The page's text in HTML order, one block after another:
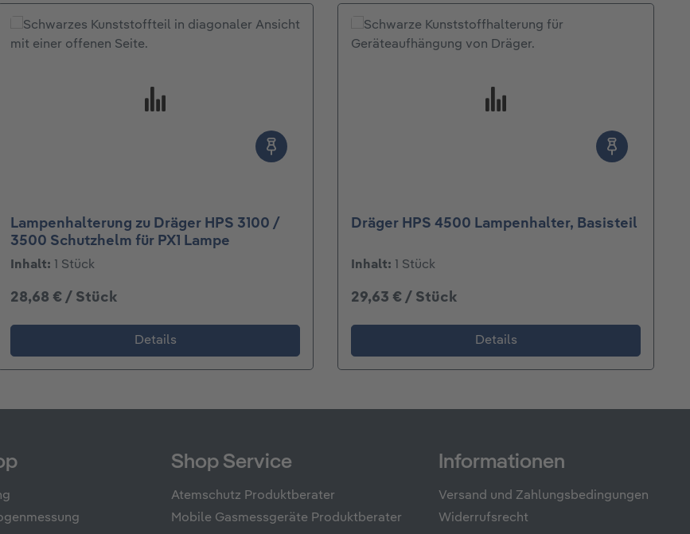
Lampenhalterung zu Dräger HPS 3100 /
3500 Schutzhelm für PX1 Lampe
Inhalt: 1 Stück
28,68 € / Stück
Details
Dräger HPS 4500 Lampenhalter, Basisteil
Inhalt: 1 Stück
29,63 € / Stück
Details
Shop Service
Atemschutz Produktberater
Mobile Gasmessgeräte Produktberater
Informationen
Versand und Zahlungsbedingungen
Widerrufsrecht